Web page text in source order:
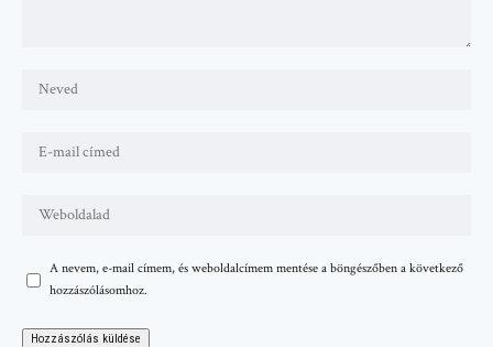
A nevem, e-mail címem, és weboldalcímem mentése a böngészőben a következő
hozzászólásomhoz.